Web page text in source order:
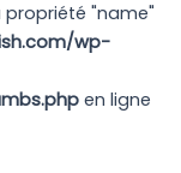
"name"
wp-
en ligne